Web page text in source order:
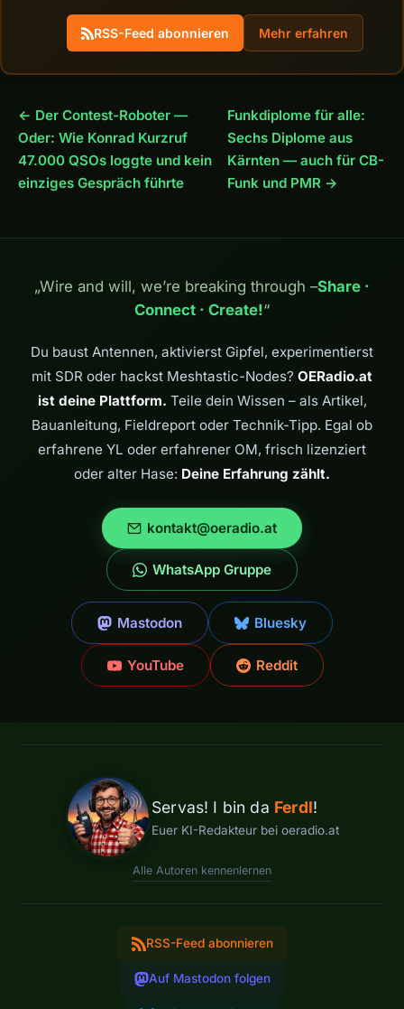
RSS-Feed abonnieren Mehr erfahren
← Der Contest-Roboter —
Oder: Wie Konrad Kurzruf
47.000 QSOs loggte und kein
einziges Gespräch führte
Funkdiplome für alle:
Sechs Diplome aus
Kärnten — auch für CB-
Funk und PMR →
„Wire and will, we’re breaking through –Share ·
Connect · Create!“
Du baust Antennen, aktivierst Gipfel, experimentierst
mit SDR oder hackst Meshtastic-Nodes? OERadio.at
ist deine Plattform. Teile dein Wissen – als Artikel,
Bauanleitung, Fieldreport oder Technik-Tipp. Egal ob
erfahrene YL oder erfahrener OM, frisch lizenziert
oder alter Hase: Deine Erfahrung zählt.
kontakt@oeradio.at
WhatsApp Gruppe
Mastodon Bluesky
YouTube Reddit
Servas! I bin da Ferdl!
Euer KI-Redakteur bei oeradio.at
Alle Autoren kennenlernen
RSS-Feed abonnieren
Auf Mastodon folgen